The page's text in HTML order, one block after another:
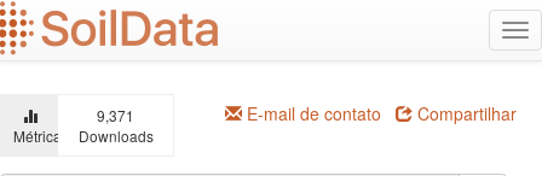
Ir
para
o
principal
Métricas
9,371
Downloads
E-mail de contato Compartilhar